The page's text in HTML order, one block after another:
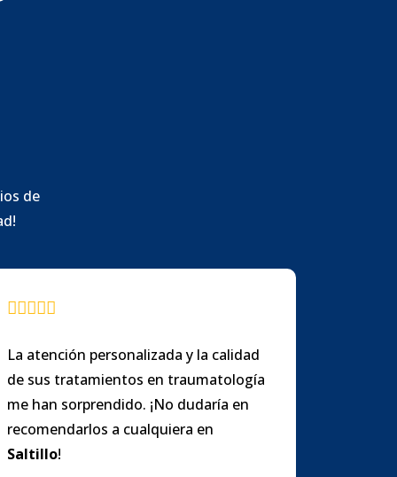
de
La atención personalizada y la calidad
de sus tratamientos en traumatología
me han sorprendido. ¡No dudaría en
recomendarlos a cualquiera en
Saltillo!